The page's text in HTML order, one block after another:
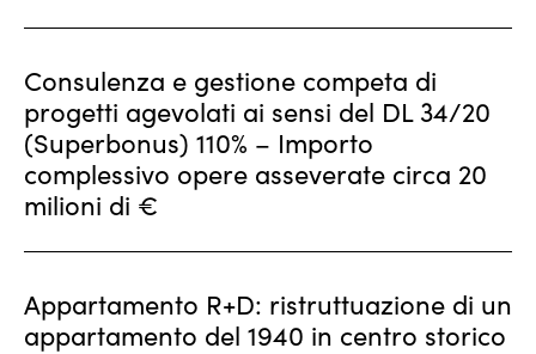
Consulenza e gestione competa di
progetti agevolati ai sensi del DL 34/20
(Superbonus) 110% – Importo
complessivo opere asseverate circa 20
milioni di €
Appartamento R+D: ristruttuazione di un
appartamento del 1940 in centro storico